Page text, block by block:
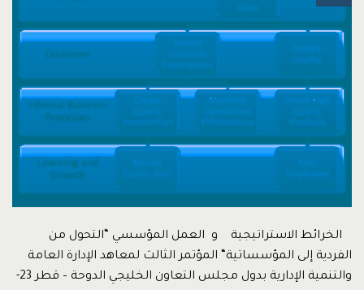
الخرائط الاستراتيجية و العمل المؤسسي “التحول من
الفردية إلى المؤسساتية“ المؤتمر الثالث لمعاهد الإدارة العامة
والتنمية الإدارية بدول مجلس التعاون الخليجي الدوحة – قطر 23-